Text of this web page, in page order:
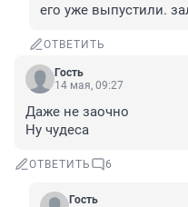
его уже выпустили.
ОТВЕТИТЬ
Гость
14 мая, 09:27
Даже не заочно
Ну чудеса
ОТВЕТИТЬ 6
Гость